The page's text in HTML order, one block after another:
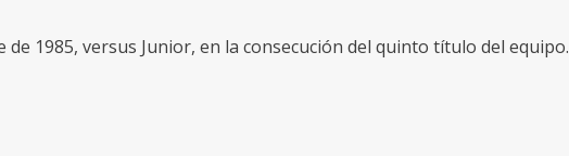
1985, versus Junior, en la consecución del quinto título del equipo.